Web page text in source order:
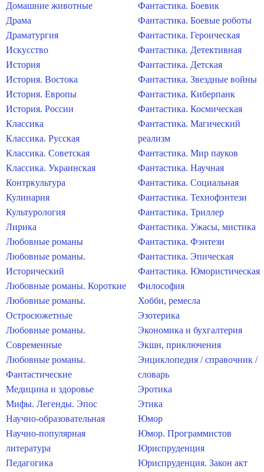
Домашние животные
Драма
Драматургия
Искусство
История
История. Востока
История. Европы
История. России
Классика
Классика. Русская
Классика. Советская
Классика. Украинская
Контркультура
Кулинария
Культурология
Лирика
Любовные романы
Любовные романы.
Исторический
Любовные романы. Короткие
Любовные романы.
Остросюжетные
Любовные романы.
Современные
Любовные романы.
Фантастические
Медицина и здоровье
Мифы. Легенды. Эпос
Научно-образовательная
Научно-популярная
литература
Педагогика
Фантастика. Боевик
Фантастика. Боевые роботы
Фантастика. Героическая
Фантастика. Детективная
Фантастика. Детская
Фантастика. Звездные войны
Фантастика. Киберпанк
Фантастика. Космическая
Фантастика. Магический
реализм
Фантастика. Мир пауков
Фантастика. Научная
Фантастика. Социальная
Фантастика. Технофэнтези
Фантастика. Триллер
Фантастика. Ужасы, мистика
Фантастика. Фэнтези
Фантастика. Эпическая
Фантастика. Юмористическая
Философия
Хобби, ремесла
Эзотерика
Экономика и бухгалтерия
Экшн, приключения
Энциклопедия / справочник /
словарь
Эротика
Этика
Юмор
Юмор. Программистов
Юриспруденция
Юриспруденция. Закон акт